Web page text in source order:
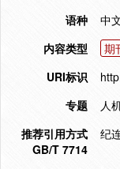
语种
中
内容类型
期
URI标识
专题
人
推荐引用方式
GB/T 7714
纪